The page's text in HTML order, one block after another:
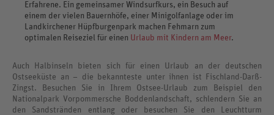
Erfahrene. Ein gemeinsamer Windsurfkurs, ein Besuch auf
einem der vielen Bauernhöfe, einer Minigolfanlage oder im
Landkirchener Hüpfburgenpark machen Fehmarn zum
optimalen Reiseziel für einen Urlaub mit Kindern am Meer.
Auch Halbinseln bieten sich für einen Urlaub an der deutschen
Ostseeküste an – die bekannteste unter ihnen ist Fischland-Darß-
Zingst. Besuchen Sie in Ihrem Ostsee-Urlaub zum Beispiel den
Nationalpark Vorpommersche Boddenlandschaft, schlendern Sie an
den Sandstränden entlang oder besuchen Sie den Leuchtturm